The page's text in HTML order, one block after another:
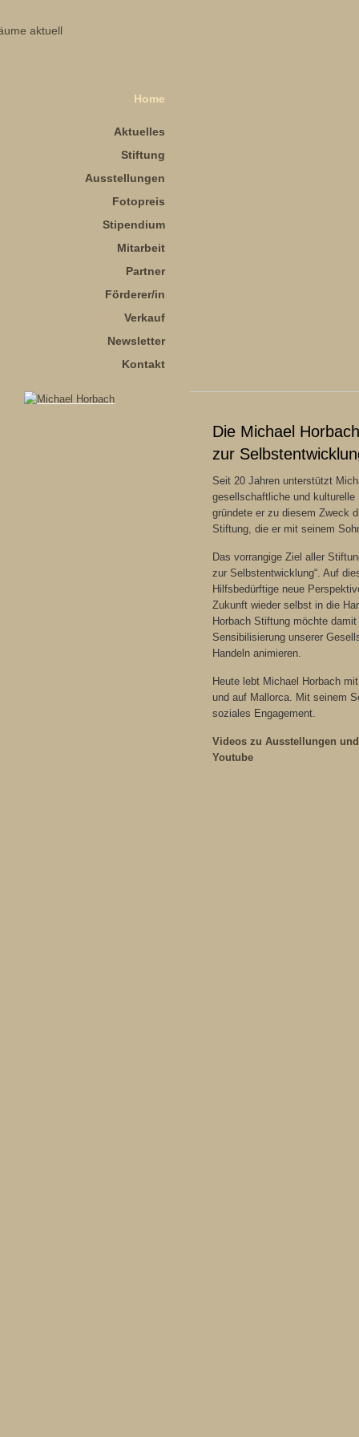
Home
Aktuelles
Stiftung
Ausstellungen
Fotopreis
Stipendium
Mitarbeit
Partner
Förderer/in
Verkauf
Newsletter
Kontakt
Die Michael
zur
Seit 20 Jahren unterstützt
gesellschaftliche und
gründete er zu diesem Zweck
Stiftung, die er mit seinem
Das vorrangige Ziel aller
zur Selbstentwicklung“. Auf
Hilfsbedürftige neue
Zukunft wieder selbst in die
Horbach Stiftung möchte
Sensibilisierung unserer
Handeln animieren.
Heute lebt Michael Horbach
und auf Mallorca. Mit seinem
soziales Engagement.
Videos zu Ausstellungen
Youtube